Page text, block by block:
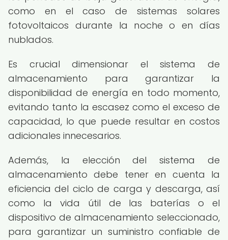
como en el caso de sistemas solares
fotovoltaicos durante la noche o en días
nublados.
Es crucial dimensionar el sistema de
almacenamiento para garantizar la
disponibilidad de energía en todo momento,
evitando tanto la escasez como el exceso de
capacidad, lo que puede resultar en costos
adicionales innecesarios.
Además, la elección del sistema de
almacenamiento debe tener en cuenta la
eficiencia del ciclo de carga y descarga, así
como la vida útil de las baterías o el
dispositivo de almacenamiento seleccionado,
para garantizar un suministro confiable de